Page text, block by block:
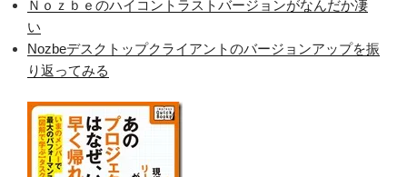
Ｎｏｚｂｅのハイコントラストバージョンがなんだか凄
い
Nozbeデスクトップクライアントのバージョンアップを振
り返ってみる